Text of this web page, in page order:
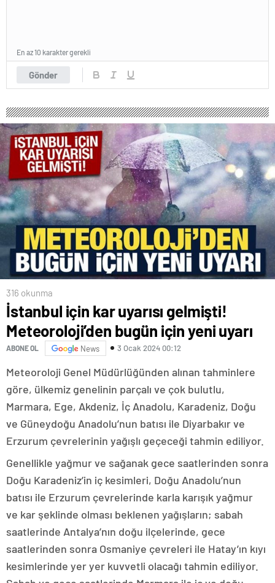
Gönder
En az 10 karakter gerekli
316 okunma
İstanbul için kar uyarısı gelmişti!
Meteoroloji’den bugün için yeni uyarı
ABONE OL News 3 Ocak 2024 00:12
Meteoroloji Genel Müdürlüğünden alınan tahminlere
göre, ülkemiz genelinin parçalı ve çok bulutlu,
Marmara, Ege, Akdeniz, İç Anadolu, Karadeniz, Doğu
ve Güneydoğu Anadolu’nun batısı ile Diyarbakır ve
Erzurum çevrelerinin yağışlı geçeceği tahmin ediliyor.
Genellikle yağmur ve sağanak gece saatlerinden sonra
Doğu Karadeniz’in iç kesimleri, Doğu Anadolu’nun
batısı ile Erzurum çevrelerinde karla karışık yağmur
ve kar şeklinde olması beklenen yağışların; sabah
saatlerinde Antalya’nın doğu ilçelerinde, gece
saatlerinden sonra Osmaniye çevreleri ile Hatay’ın kıyı
kesimlerinde yer yer kuvvetli olacağı tahmin ediliyor.